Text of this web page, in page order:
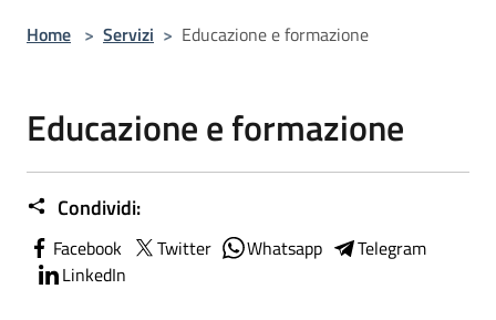
Home > Servizi > Educazione e formazione
Educazione e formazione
Condividi:
Facebook Twitter Whatsapp
Telegram
LinkedIn